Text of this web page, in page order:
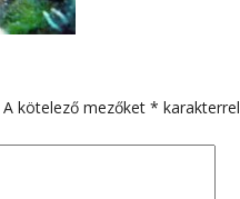
A kötelező mezőket * karakterrel